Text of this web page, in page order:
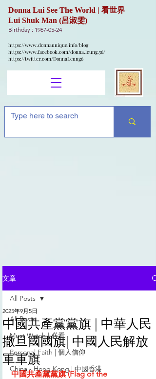
Donna Lui See The World | 看世界
Lui Shuk Man (呂淑雯)
Birthday : 1967-05-24
https://www.donnaunique.info/blog
https://www.facebook.com/donna.leung.56/
https://twitter.com/DonnaLeung6
文章
All Posts
Must Watch | 必看
Personal Faith | 個人信仰
China - Hong Kong | 中國香港
All Posts
中國共產黨黨旗 | 中華人民
撒旦國國旗| 中國人民解放
軍軍旗
2025年9月5日
中國共產黨黨旗 (Flag of the